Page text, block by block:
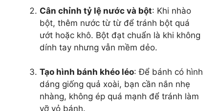
Cân chỉnh tỷ lệ nước và bột: Khi nhào
bột, thêm nước từ từ để tránh bột quá
ướt hoặc khô. Bột đạt chuẩn là khi không
dính tay nhưng vẫn mềm dẻo.
Tạo hình bánh khéo léo: Để bánh có hình
dáng giống quả xoài, bạn cần nắn nhẹ
nhàng, không ép quá mạnh để tránh làm
vỡ vỏ bánh.